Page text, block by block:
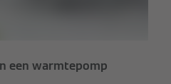
een warmtepomp